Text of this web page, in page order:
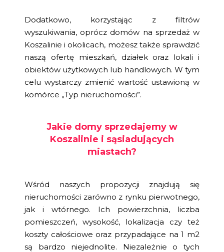
Dodatkowo, korzystając z filtrów
wyszukiwania, oprócz domów na sprzedaż w
Koszalinie i okolicach, możesz także sprawdzić
naszą ofertę mieszkań, działek oraz lokali i
obiektów użytkowych lub handlowych. W tym
celu wystarczy zmienić wartość ustawioną w
komórce „Typ nieruchomości”.
Jakie domy sprzedajemy w
Koszalinie i sąsiadujących
miastach?
Wśród naszych propozycji znajdują się
nieruchomości zarówno z rynku pierwotnego,
jak i wtórnego. Ich powierzchnia, liczba
pomieszczeń, wysokość, lokalizacja czy też
koszty całościowe oraz przypadające na 1 m2
są bardzo niejednolite. Niezależnie o tych